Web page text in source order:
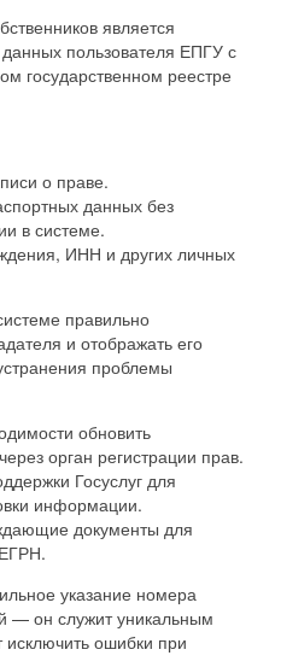
является
пользователя ЕПГУ с
государственном реестре
о праве.
данных без
в системе.
ИНН и других личных
правильно
и отображать его
проблемы
обновить
орган регистрации прав.
Госуслуг для
информации.
документы для
указание номера
— он служит уникальным
ошибки при